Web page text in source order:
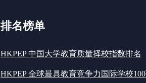
排名榜单
HKPEP 中国大学教育质量择校指数排名
HKPEP 全球最具教育竞争力国际学校